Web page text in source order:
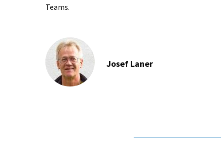
Teams.
Josef Laner